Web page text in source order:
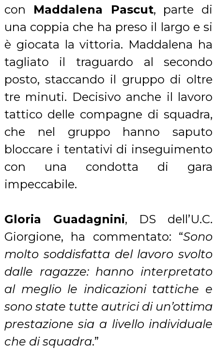
con Maddalena Pascut, parte di
una coppia che ha preso il largo e si
è giocata la vittoria. Maddalena ha
tagliato il traguardo al secondo
posto, staccando il gruppo di oltre
tre minuti. Decisivo anche il lavoro
tattico delle compagne di squadra,
che nel gruppo hanno saputo
bloccare i tentativi di inseguimento
con una condotta di gara
impeccabile.
Gloria Guadagnini, DS dell’U.C.
Giorgione, ha commentato: “Sono
molto soddisfatta del lavoro svolto
dalle ragazze: hanno interpretato
al meglio le indicazioni tattiche e
sono state tutte autrici di un’ottima
prestazione sia a livello individuale
che di squadra.”